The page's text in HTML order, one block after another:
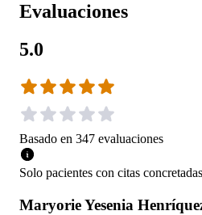
Evaluaciones
5.0
Basado en 347 evaluaciones
Solo pacientes con citas
Maryorie Yesenia